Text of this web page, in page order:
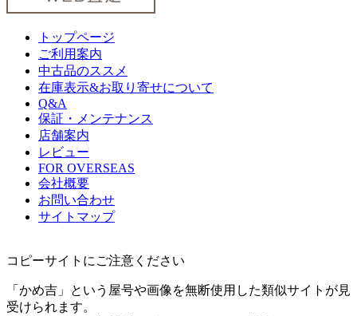
トップページ
ご利用案内
中古品のススメ
在庫表示&お取り寄せについて
Q&A
保証・メンテナンス
店舗案内
レビュー
FOR OVERSEAS
会社概要
お問い合わせ
サイトマップ
コピーサイトにご注意ください
「かめ吉」という屋号や画像を無断使用した類似サイトが見
受けられます。